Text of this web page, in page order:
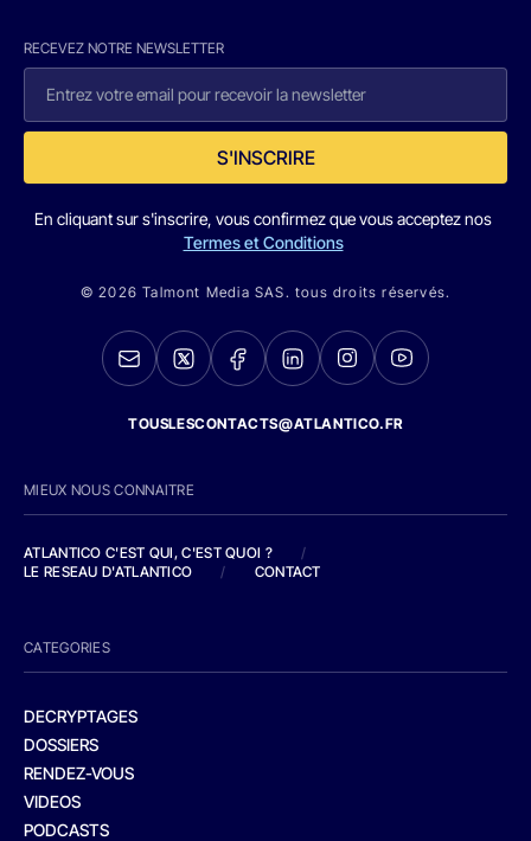
RECEVEZ NOTRE NEWSLETTER
S'INSCRIRE
En cliquant sur s'inscrire, vous confirmez que vous acceptez nos
Termes et Conditions
© 2026 Talmont Media SAS. tous droits réservés.
TOUSLESCONTACTS@ATLANTICO.FR
MIEUX NOUS CONNAITRE
ATLANTICO C'EST QUI, C'EST QUOI ?
/
LE RESEAU D'ATLANTICO
/ CONTACT
CATEGORIES
DECRYPTAGES
DOSSIERS
RENDEZ-VOUS
VIDEOS
PODCASTS